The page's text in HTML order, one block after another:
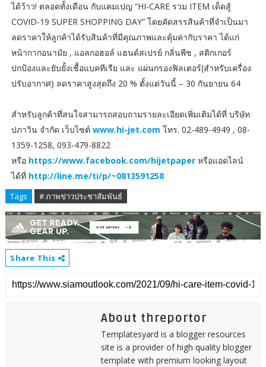
ได้ว้าว! ตลอดทั้งเดือน กับแคมเปญ “HI-CARE รวม ITEM เด็ดสู้
COVID-19 SUPER SHOPPING DAY” โดยคัดสรรสินค้าที่จำเป็นมา
ลดราคาให้ลูกค้าได้รับสินค้าที่มีคุณภาพและคุ้มค่ากับราคา ได้แก่
หน้ากากอนามัย , แอลกอฮอล์ แฮนด์สเปรย์ กลิ่นพีช , สติกเกอร์
ปกป้องและยับยั้งเชื้อแบคทีเรีย และ แผ่นกรองฟิลเตอร์(สำหรับเครื่อง
ปรับอากาศ) ลดราคาสูงสุดถึง 20 % ตั้งแต่วันนี้ – 30 กันยายน 64
สำหรับลูกค้าที่สนใจสามารถสอบถามรายละเอียดเพิ่มเติมได้ที่ บริษัท
ปภาวิน จำกัด เว็บไซต์ www.hi-jet.com โทร. 02-489-4949 , 08-
1359-1258, 093-479-8822
หรือ https://www.facebook.com/hijetpaperหรือแอดไลน์
ได้ที่ http://line.me/ti/p/~0813591258
Tags # ภาพข่าวประชาสัมพันธ์
Share This
About threportor
Templatesyard is a blogger resources
site is a provider of high quality blogger
template with premium looking layout